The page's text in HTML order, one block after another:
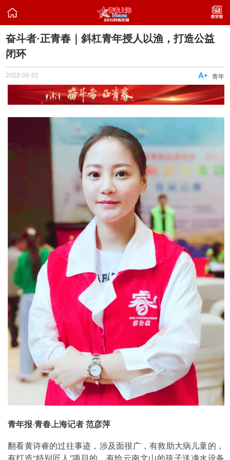

奋斗者·正青春｜斜杠青年授人以渔，打造公益
闭环
2022-09-22 青年

青年报·青春上海记者 范彦萍
翻看黄诗睿的过往事迹，涉及面很广，有救助大病儿童的，
有打造“特别匠人”项目的，有给云南文山的孩子送净水设备